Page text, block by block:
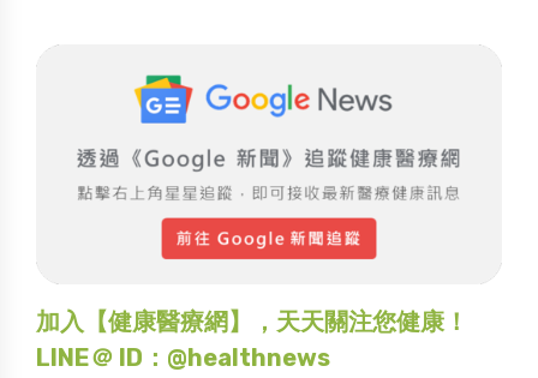
加入【健康醫療網】，天天關注您健康！
LINE＠ ID：@healthnews